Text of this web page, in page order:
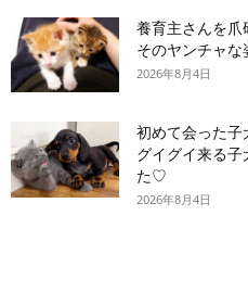
養育主さんを爪
そのヤンチャ
2026年8月4日
初めて会った子
グイグイ来る子
た♡
2026年8月4日